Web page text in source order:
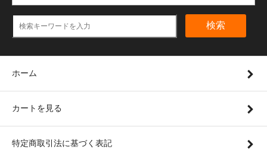
検索
ホーム
カートを見る
特定商取引法に基づく表記